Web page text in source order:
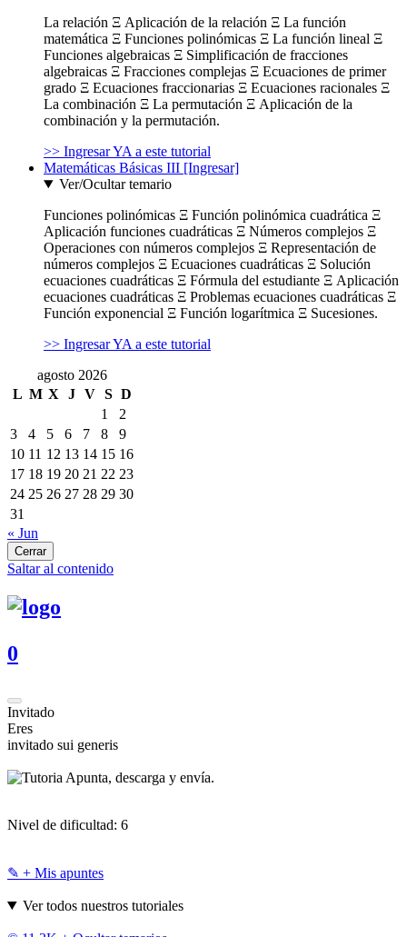
La relación Ξ Aplicación de la relación Ξ La función
matemática Ξ Funciones polinómicas Ξ La función lineal Ξ
Funciones algebraicas Ξ Simplificación de fracciones
algebraicas Ξ Fracciones complejas Ξ Ecuaciones de primer
grado Ξ Ecuaciones fraccionarias Ξ Ecuaciones racionales Ξ
La combinación Ξ La permutación Ξ Aplicación de la
combinación y la permutación.
>> Ingresar YA a este tutorial
Matemáticas Básicas III [Ingresar]
Ver/Ocultar temario
Funciones polinómicas Ξ Función polinómica cuadrática Ξ
Aplicación funciones cuadráticas Ξ Números complejos Ξ
Operaciones con números complejos Ξ Representación de
números complejos Ξ Ecuaciones cuadráticas Ξ Solución
ecuaciones cuadráticas Ξ Fórmula del estudiante Ξ Aplicación
ecuaciones cuadráticas Ξ Problemas ecuaciones cuadráticas Ξ
Función exponencial Ξ Función logarítmica Ξ Sucesiones.
>> Ingresar YA a este tutorial
agosto 2026
L M X J V S D
1
2
3
4 5 6 7 8
9
10 11 12 13 14 15 16
17 18 19 20 21 22 23
24 25 26 27 28 29 30
31
« Jun
Cerrar
Saltar al contenido
0
Invitado
Eres
invitado sui generis
Apunta, descarga y envía.
Nivel de dificultad: 6
✎ + Mis apuntes
Ver todos nuestros tutoriales